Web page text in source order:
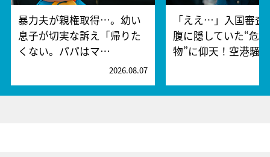
暴力夫が親権取得…。幼い
息子が切実な訴え「帰りた
くない。パパはマ…
2026.08.07
「ええ…」入国審査
腹に隠していた“危
物”に仰天！空港騒